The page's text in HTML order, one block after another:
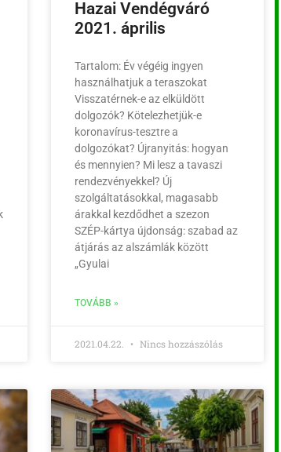
Hazai Vendégváró
2021. április
Tartalom: Év végéig ingyen
használhatjuk a teraszokat
Visszatérnek-e az elküldött
dolgozók? Kötelezhetjük-e
koronavírus-tesztre a
dolgozókat? Újranyitás: hogyan
és mennyien? Mi lesz a tavaszi
rendezvényekkel? Új
szolgáltatásokkal, magasabb
árakkal kezdődhet a szezon
SZÉP-kártya újdonság: szabad az
átjárás az alszámlák között
„Gyulai
TOVÁBB »
2021.04.22. Nincs hozzászólás